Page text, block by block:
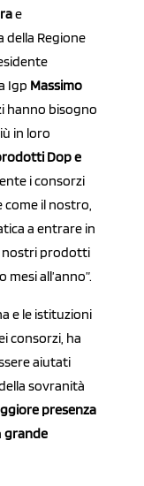
e
della Regione
Igp Massimo
hanno bisogno
in loro
Dop e
i consorzi
il nostro,
a entrare in
nostri prodotti
all’anno”.
e le istituzioni
consorzi, ha
aiutati
sovranità
presenza
grande